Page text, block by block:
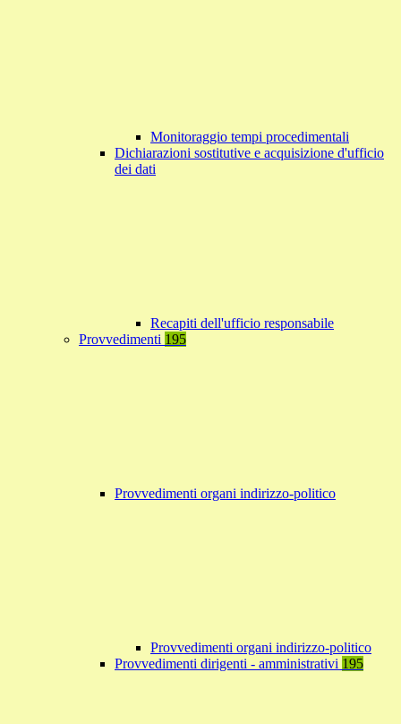
Monitoraggio tempi procedimentali
Dichiarazioni sostitutive e acquisizione d'ufficio
dei dati
Recapiti dell'ufficio responsabile
Provvedimenti 195
Provvedimenti organi indirizzo-politico
Provvedimenti organi indirizzo-politico
Provvedimenti dirigenti - amministrativi 195